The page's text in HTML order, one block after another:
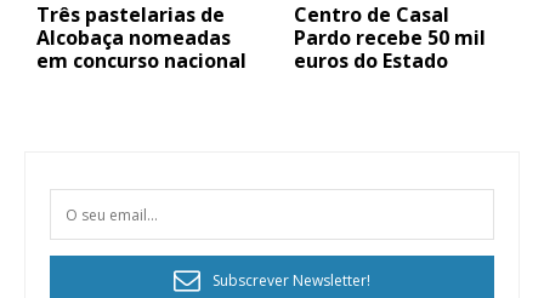
Três pastelarias de
Alcobaça nomeadas
em concurso nacional
Centro de Casal
Pardo recebe 50 mil
euros do Estado
Subscrever Newsletter!